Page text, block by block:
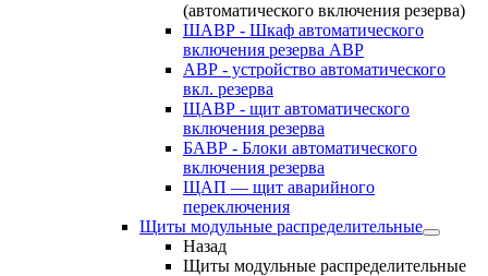
(автоматического включения резерва)
ШАВР - Шкаф автоматического
включения резерва АВР
АВР - устройство автоматического
вкл. резерва
ЩАВР - щит автоматического
включения резерва
БАВР - Блоки автоматического
включения резерва
ЩАП — щит аварийного
переключения
Щиты модульные распределительные
Назад
Щиты модульные распределительные